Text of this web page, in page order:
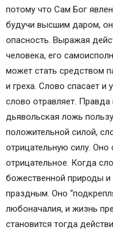
потому что Сам Бог
будучи высшим даром,
опасность. Выражая
человека, его
может стать средством
и греха. Слово спасает и
слово отравляет.
дьявольская ложь
положительной силой,
отрицательную силу.
отрицательное. Когда
божественной природы и
праздным. Оно
любоначалия, и жизнь
становится тогда